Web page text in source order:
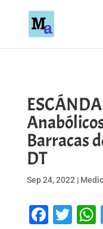
Barracas
DT
Sep 24, 2022 |